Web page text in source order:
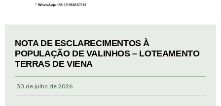
NOTA DE ESCLARECIMENTOS À
POPULAÇÃO DE VALINHOS – LOTEAMENTO
TERRAS DE VIENA
30 de julho de 2026